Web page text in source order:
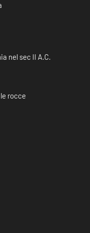
nel sec II A.C.
rocce